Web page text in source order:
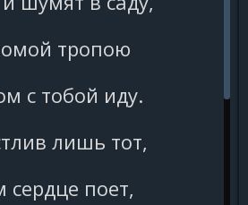
тропою
с тобой иду.
лишь тот,
сердце поет,